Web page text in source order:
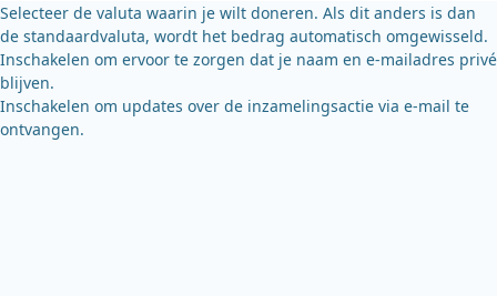
Selecteer de valuta waarin je wilt doneren. Als dit anders is dan
de standaardvaluta, wordt het bedrag automatisch omgewisseld.
Inschakelen om ervoor te zorgen dat je naam en e-mailadres privé
blijven.
Inschakelen om updates over de inzamelingsactie via e-mail te
ontvangen.